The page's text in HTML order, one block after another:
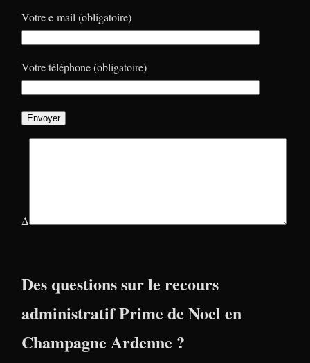
Votre e-mail (obligatoire)
Votre téléphone (obligatoire)
Δ
Des questions sur le recours
administratif Prime de Noel en
Champagne Ardenne ?